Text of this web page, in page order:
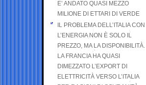
E’ ANDATO QUASI MEZZO
MILIONE DI ETTARI DI VERDE
IL PROBLEMA DELL’ITALIA CON
L’ENERGIA NON È SOLO IL
PREZZO, MA LA DISPONIBILITÀ.
LA FRANCIA HA QUASI
DIMEZZATO L’EXPORT DI
ELETTRICITÀ VERSO L’ITALIA